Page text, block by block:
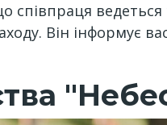
співпраця
Він інформує